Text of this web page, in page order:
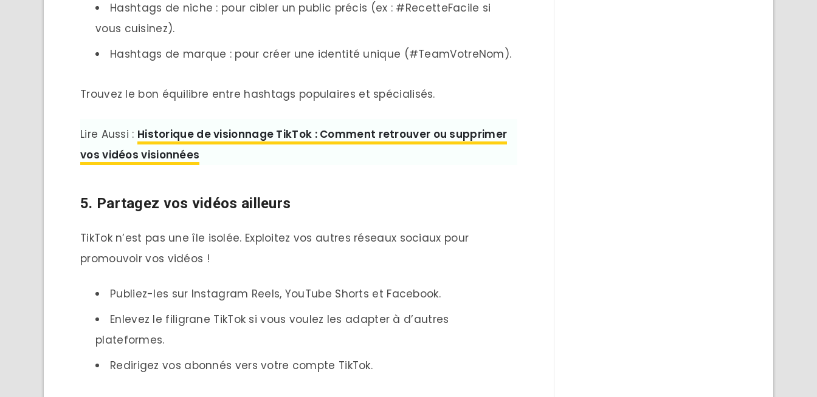
Hashtags de niche : pour cibler un public précis (ex : #RecetteFacile si
vous cuisinez).
Hashtags de marque : pour créer une identité unique (#TeamVotreNom).
Trouvez le bon équilibre entre hashtags populaires et spécialisés.
Lire Aussi : Historique de visionnage TikTok : Comment retrouver ou supprimer
vos vidéos visionnées
5. Partagez vos vidéos ailleurs
TikTok n’est pas une île isolée. Exploitez vos autres réseaux sociaux pour
promouvoir vos vidéos !
Publiez-les sur Instagram Reels, YouTube Shorts et Facebook.
Enlevez le filigrane TikTok si vous voulez les adapter à d’autres
plateformes.
Redirigez vos abonnés vers votre compte TikTok.